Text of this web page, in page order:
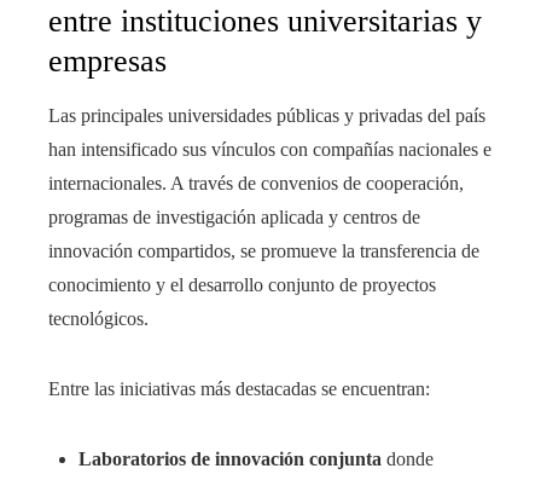
entre instituciones universitarias y
empresas
Las principales universidades públicas y privadas del país
han intensificado sus vínculos con compañías nacionales e
internacionales. A través de convenios de cooperación,
programas de investigación aplicada y centros de
innovación compartidos, se promueve la transferencia de
conocimiento y el desarrollo conjunto de proyectos
tecnológicos.
Entre las iniciativas más destacadas se encuentran:
Laboratorios de innovación conjunta donde